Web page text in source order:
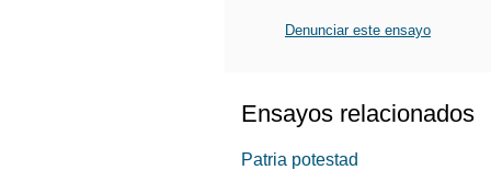
Denunciar este ensayo
Ensayos relacionados
Patria potestad